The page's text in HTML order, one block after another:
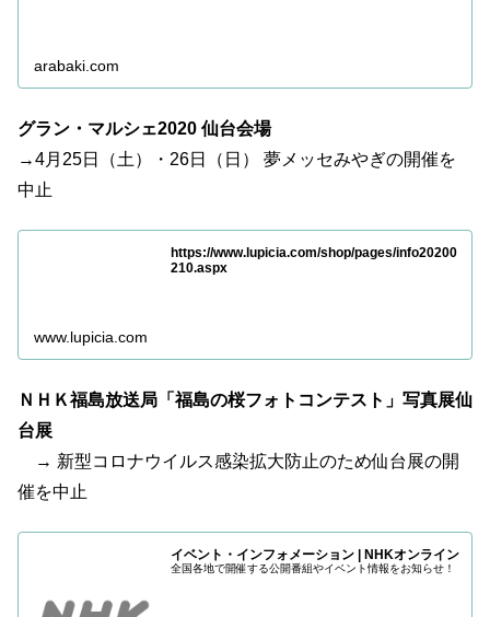
arabaki.com
グラン・マルシェ2020 仙台会場
→4月25日（土）・26日（日） 夢メッセみやぎの開催を
中止
https://www.lupicia.com/shop/pages/info20200
210.aspx
www.lupicia.com
ＮＨＫ福島放送局「福島の桜フォトコンテスト」写真展仙
台展
→ 新型コロナウイルス感染拡大防止のため仙台展の開
催を中止
イベント・インフォメーション | NHKオンライン
全国各地で開催する公開番組やイベント情報をお知らせ！